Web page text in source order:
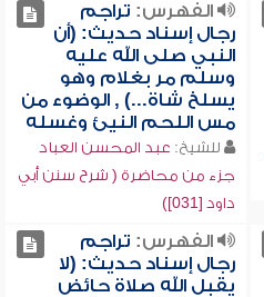
الفهرس: تراجم
رجال إسناد حديث: (أن
النبي صلى الله عليه
وسلم مر بغلام وهو
يسلخ شاة...) , الوضوء من
مس اللحم النيئ وغسله
للشيخ: عبد المحسن العباد
جزء من محاضرة ( شرح سنن أبي
داود [031])
الفهرس: تراجم
رجال إسناد حديث: (لا
يقبل الله صلاة حائض